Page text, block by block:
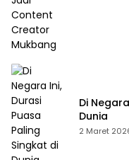
Di
Dunia
2 Maret